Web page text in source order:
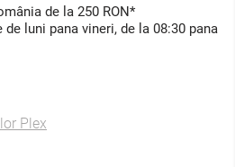
de la 250 RON*
luni pana vineri, de la 08:30 pana
Plex